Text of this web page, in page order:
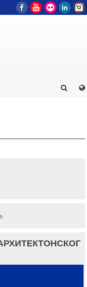
FacebookYouTube
Flickr